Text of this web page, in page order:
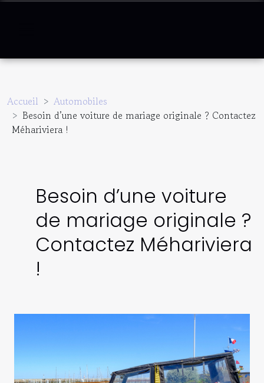
Accueil
Automobiles
Besoin d’une voiture de mariage originale ? Contactez
Méhariviera !
Besoin d’une voiture
de mariage originale ?
Contactez Méhariviera
!